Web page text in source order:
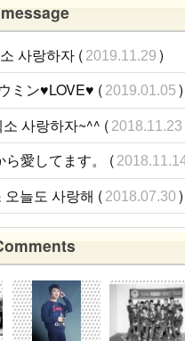
사랑하자 ( 2019.11.29 )
ミン♥LOVE♥ ( 2019.01.05 )
소 사랑하자~^^ ( 2018.11.23
ら愛してます。 (
오늘도 사랑해 ( 2018.07.30 )